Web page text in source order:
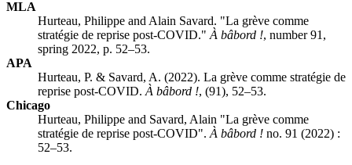
MLA
Hurteau, Philippe and Alain Savard. "La grève comme
stratégie de reprise post-COVID." À bâbord !, number 91,
spring 2022, p. 52–53.
APA
Hurteau, P. & Savard, A. (2022). La grève comme stratégie de
reprise post-COVID. À bâbord !, (91), 52–53.
Chicago
Hurteau, Philippe and Savard, Alain "La grève comme
stratégie de reprise post-COVID". À bâbord ! no. 91 (2022) :
52–53.